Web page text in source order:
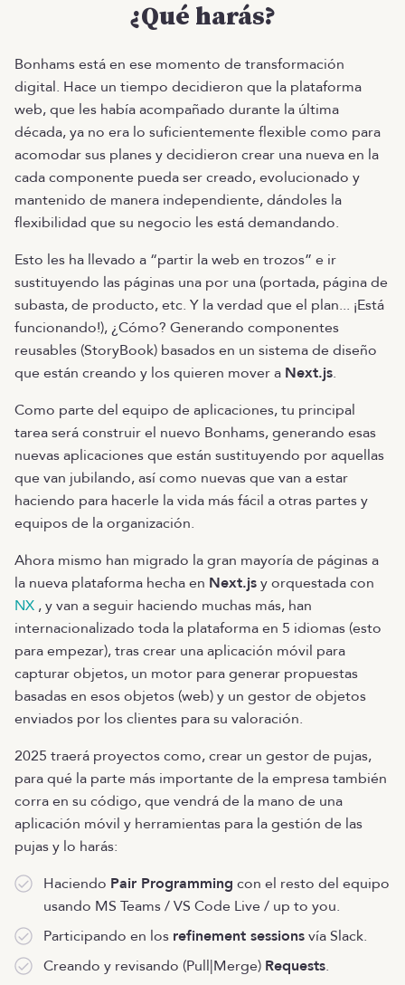
¿Qué harás?
Bonhams está en ese momento de transformación
digital. Hace un tiempo decidieron que la plataforma
web, que les había acompañado durante la última
década, ya no era lo suficientemente flexible como para
acomodar sus planes y decidieron crear una nueva en la
cada componente pueda ser creado, evolucionado y
mantenido de manera independiente, dándoles la
flexibilidad que su negocio les está demandando.
Esto les ha llevado a “partir la web en trozos” e ir
sustituyendo las páginas una por una (portada, página de
subasta, de producto, etc. Y la verdad que el plan... ¡Está
funcionando!), ¿Cómo? Generando componentes
reusables (StoryBook) basados en un sistema de diseño
que están creando y los quieren mover a Next.js.
Como parte del equipo de aplicaciones, tu principal
tarea será construir el nuevo Bonhams, generando esas
nuevas aplicaciones que están sustituyendo por aquellas
que van jubilando, así como nuevas que van a estar
haciendo para hacerle la vida más fácil a otras partes y
equipos de la organización.
Ahora mismo han migrado la gran mayoría de páginas a
la nueva plataforma hecha en Next.jsy orquestada con
NX , y van a seguir haciendo muchas más, han
internacionalizado toda la plataforma en 5 idiomas (esto
para empezar), tras crear una aplicación móvil para
capturar objetos, un motor para generar propuestas
basadas en esos objetos (web) y un gestor de objetos
enviados por los clientes para su valoración.
2025 traerá proyectos como, crear un gestor de pujas,
para qué la parte más importante de la empresa también
corra en su código, que vendrá de la mano de una
aplicación móvil y herramientas para la gestión de las
pujas y lo harás:
Haciendo Pair Programming con el resto del equipo
usando MS Teams / VS Code Live / up to you.
Participando en los refinement sessionsvía Slack.
Creando y revisando (Pull|Merge) Requests.